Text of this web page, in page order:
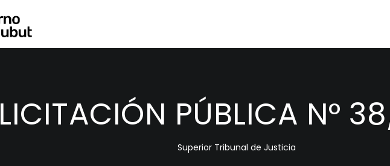
LICITACIÓN PÚBLICA N°
Superior Tribunal de Justicia